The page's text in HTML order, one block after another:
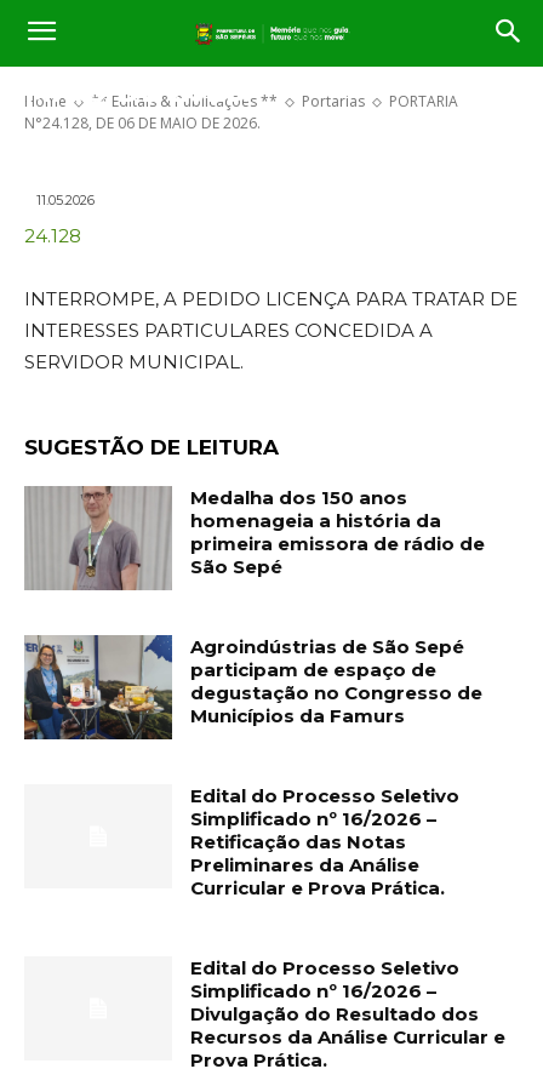
Home ** Editais & Publicações ** Portarias
PORTARIA
N°24.128, DE 06 DE MAIO DE 2026.
PORTARIA N°24.128, DE 06 DE
MAIO DE 2026.
11.05.2026
24.128
INTERROMPE, A PEDIDO LICENÇA PARA TRATAR DE
INTERESSES PARTICULARES CONCEDIDA A
SERVIDOR MUNICIPAL.
SUGESTÃO DE LEITURA
Medalha dos 150 anos
homenageia a história da
primeira emissora de rádio de
São Sepé
Agroindústrias de São Sepé
participam de espaço de
degustação no Congresso de
Municípios da Famurs
Edital do Processo Seletivo
Simplificado nº 16/2026 –
Retificação das Notas
Preliminares da Análise
Curricular e Prova Prática.
Edital do Processo Seletivo
Simplificado nº 16/2026 –
Divulgação do Resultado dos
Recursos da Análise Curricular e
Prova Prática.